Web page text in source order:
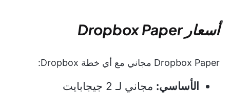
أسعار Dropbox Paper
Dropbox Paper مجاني مع أي خطة Dropbox:
الأساسي: مجاني لـ 2 جيجابايت